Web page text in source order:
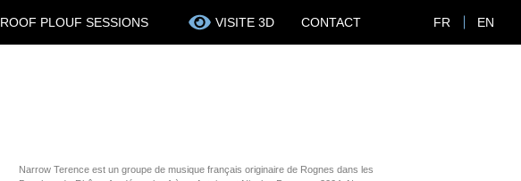
ROOF PLOUF SESSIONS VISITE 3D CONTACT FR EN
Narrow Terence est un groupe de musique français originaire de Rognes dans les